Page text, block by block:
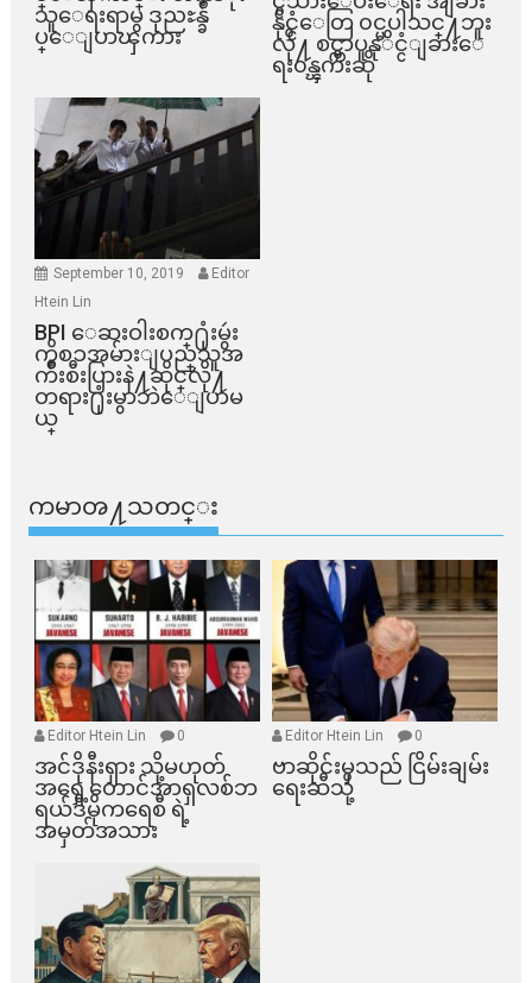
သူေရးရာမွ ဒုညႊန္ခ်ဳ
ပ္ေျပာၾကား
နိုင္ငံေတြ ၀င္မပါသင္႔ဘူး
လို႔ စင္ကာပူနုိင္ငံျခားေ
ရး၀န္ၾကီးဆို
September 10, 2019
Editor
Htein Lin
BPI ​ေဆးဝါးစက္​႐ုံးမွဴး
ကိစၥအမ်ားျပည္​သူအ
က်ိဳးစီးပြားနဲ႔ဆိုင္​လို႔
တရား႐ုံးမွာဘဲေျပာမ
ယ္​
ကမာၻ႔သတင္း
Editor Htein Lin 0
အင်ဒိုနီးရှား သို့မဟုတ်
အရှေ့တောင်အာရှလစ်ဘ
ရယ်ဒီမိုကရေစီ ရဲ့
အမှတ်အသား
Editor Htein Lin 0
ဗာဆိုင်းမှသည် ငြိမ်းချမ်း
ရေးဆီသို့